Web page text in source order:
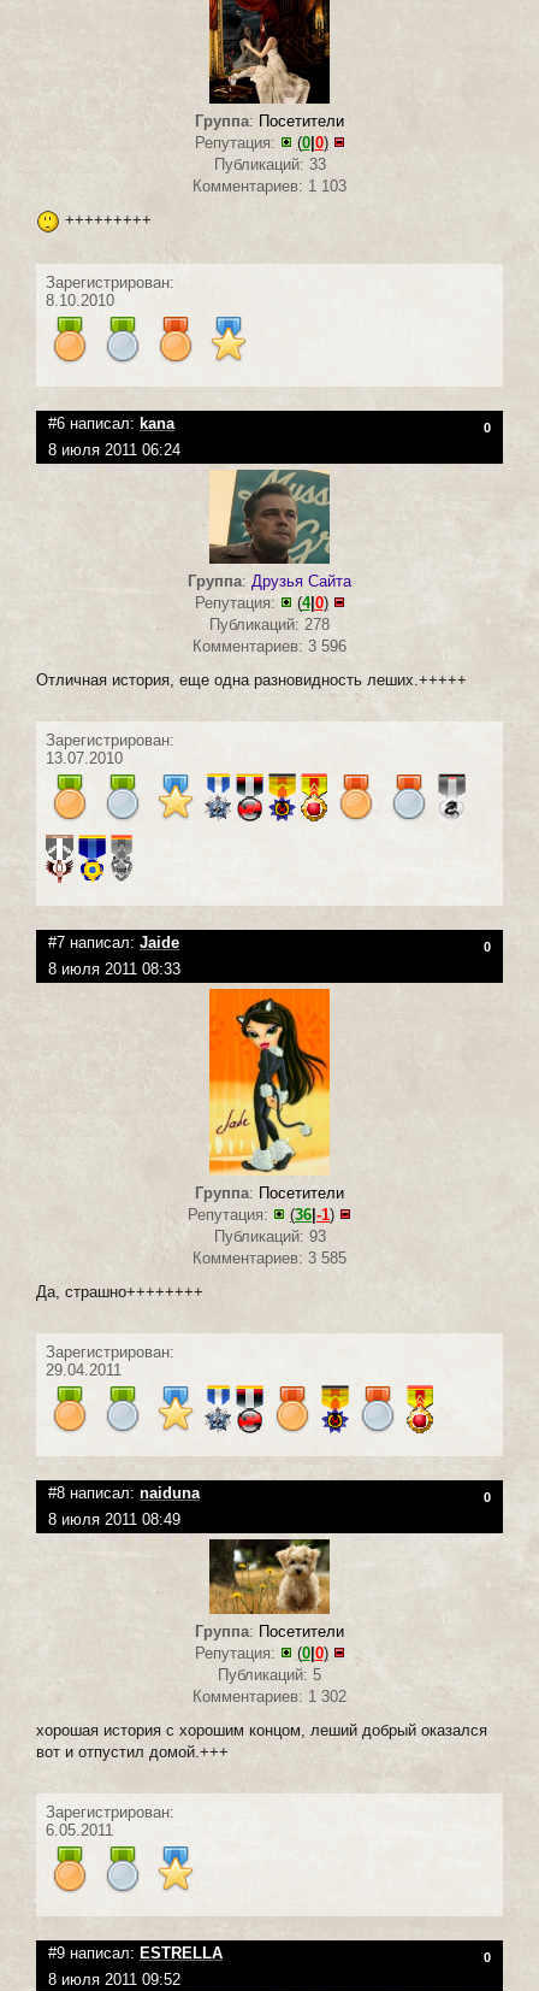
Группа: Посетители
Репутация:
(0|0)
Публикаций: 33
Комментариев: 1 103
+++++++++
Зарегистрирован:
8.10.2010
#6 написал: kana 0
8 июля 2011 06:24
Группа: Друзья Сайта
Репутация:
(4| 0)
Публикаций: 278
Комментариев: 3 596
Отличная история, еще одна разновидность леших.+++++
Зарегистрирован:
13.07.2010
#7 написал: Jaide 0
8 июля 2011 08:33
Группа: Посетители
Репутация:
(36 -1)
Публикаций: 93
Комментариев: 3 585
Да, страшно++++++++
Зарегистрирован:
29.04.2011
#8 написал: naiduna 0
8 июля 2011 08:49
Группа: Посетители
Репутация:
(0| 0)
Публикаций: 5
Комментариев: 1 302
хорошая история с хорошим концом, леший добрый оказался
вот и отпустил домой.+++
Зарегистрирован:
6.05.2011
#9 написал: ESTRELLA 0
8 июля 2011 09:52